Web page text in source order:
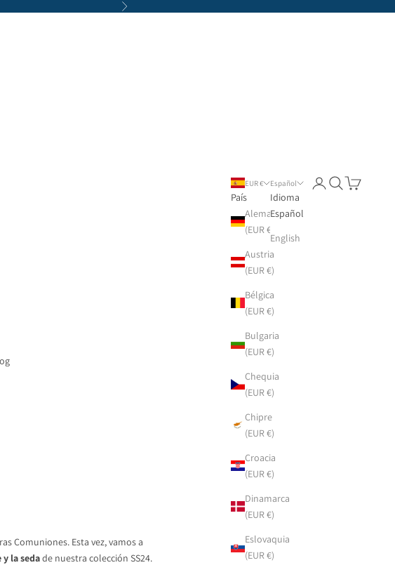
Siguiente
EUR €
País
Alemania
(EUR €)
Austria
(EUR €)
Bélgica
(EUR €)
Bulgaria
(EUR €)
Chequia
(EUR €)
Chipre
(EUR €)
Croacia
(EUR €)
Dinamarca
(EUR €)
Eslovaquia
(EUR €)
Español
Idioma
Español
English
Iniciar sesión
Buscar
Cesta
Comuniones. Esta vez, vamos a
y la sedade nuestra colección SS24.